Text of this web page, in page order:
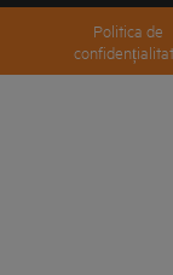
Politica de